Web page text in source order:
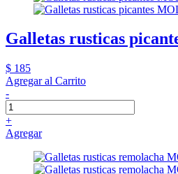
Galletas rusticas
$ 185
Agregar al Carrito
-
+
Agregar